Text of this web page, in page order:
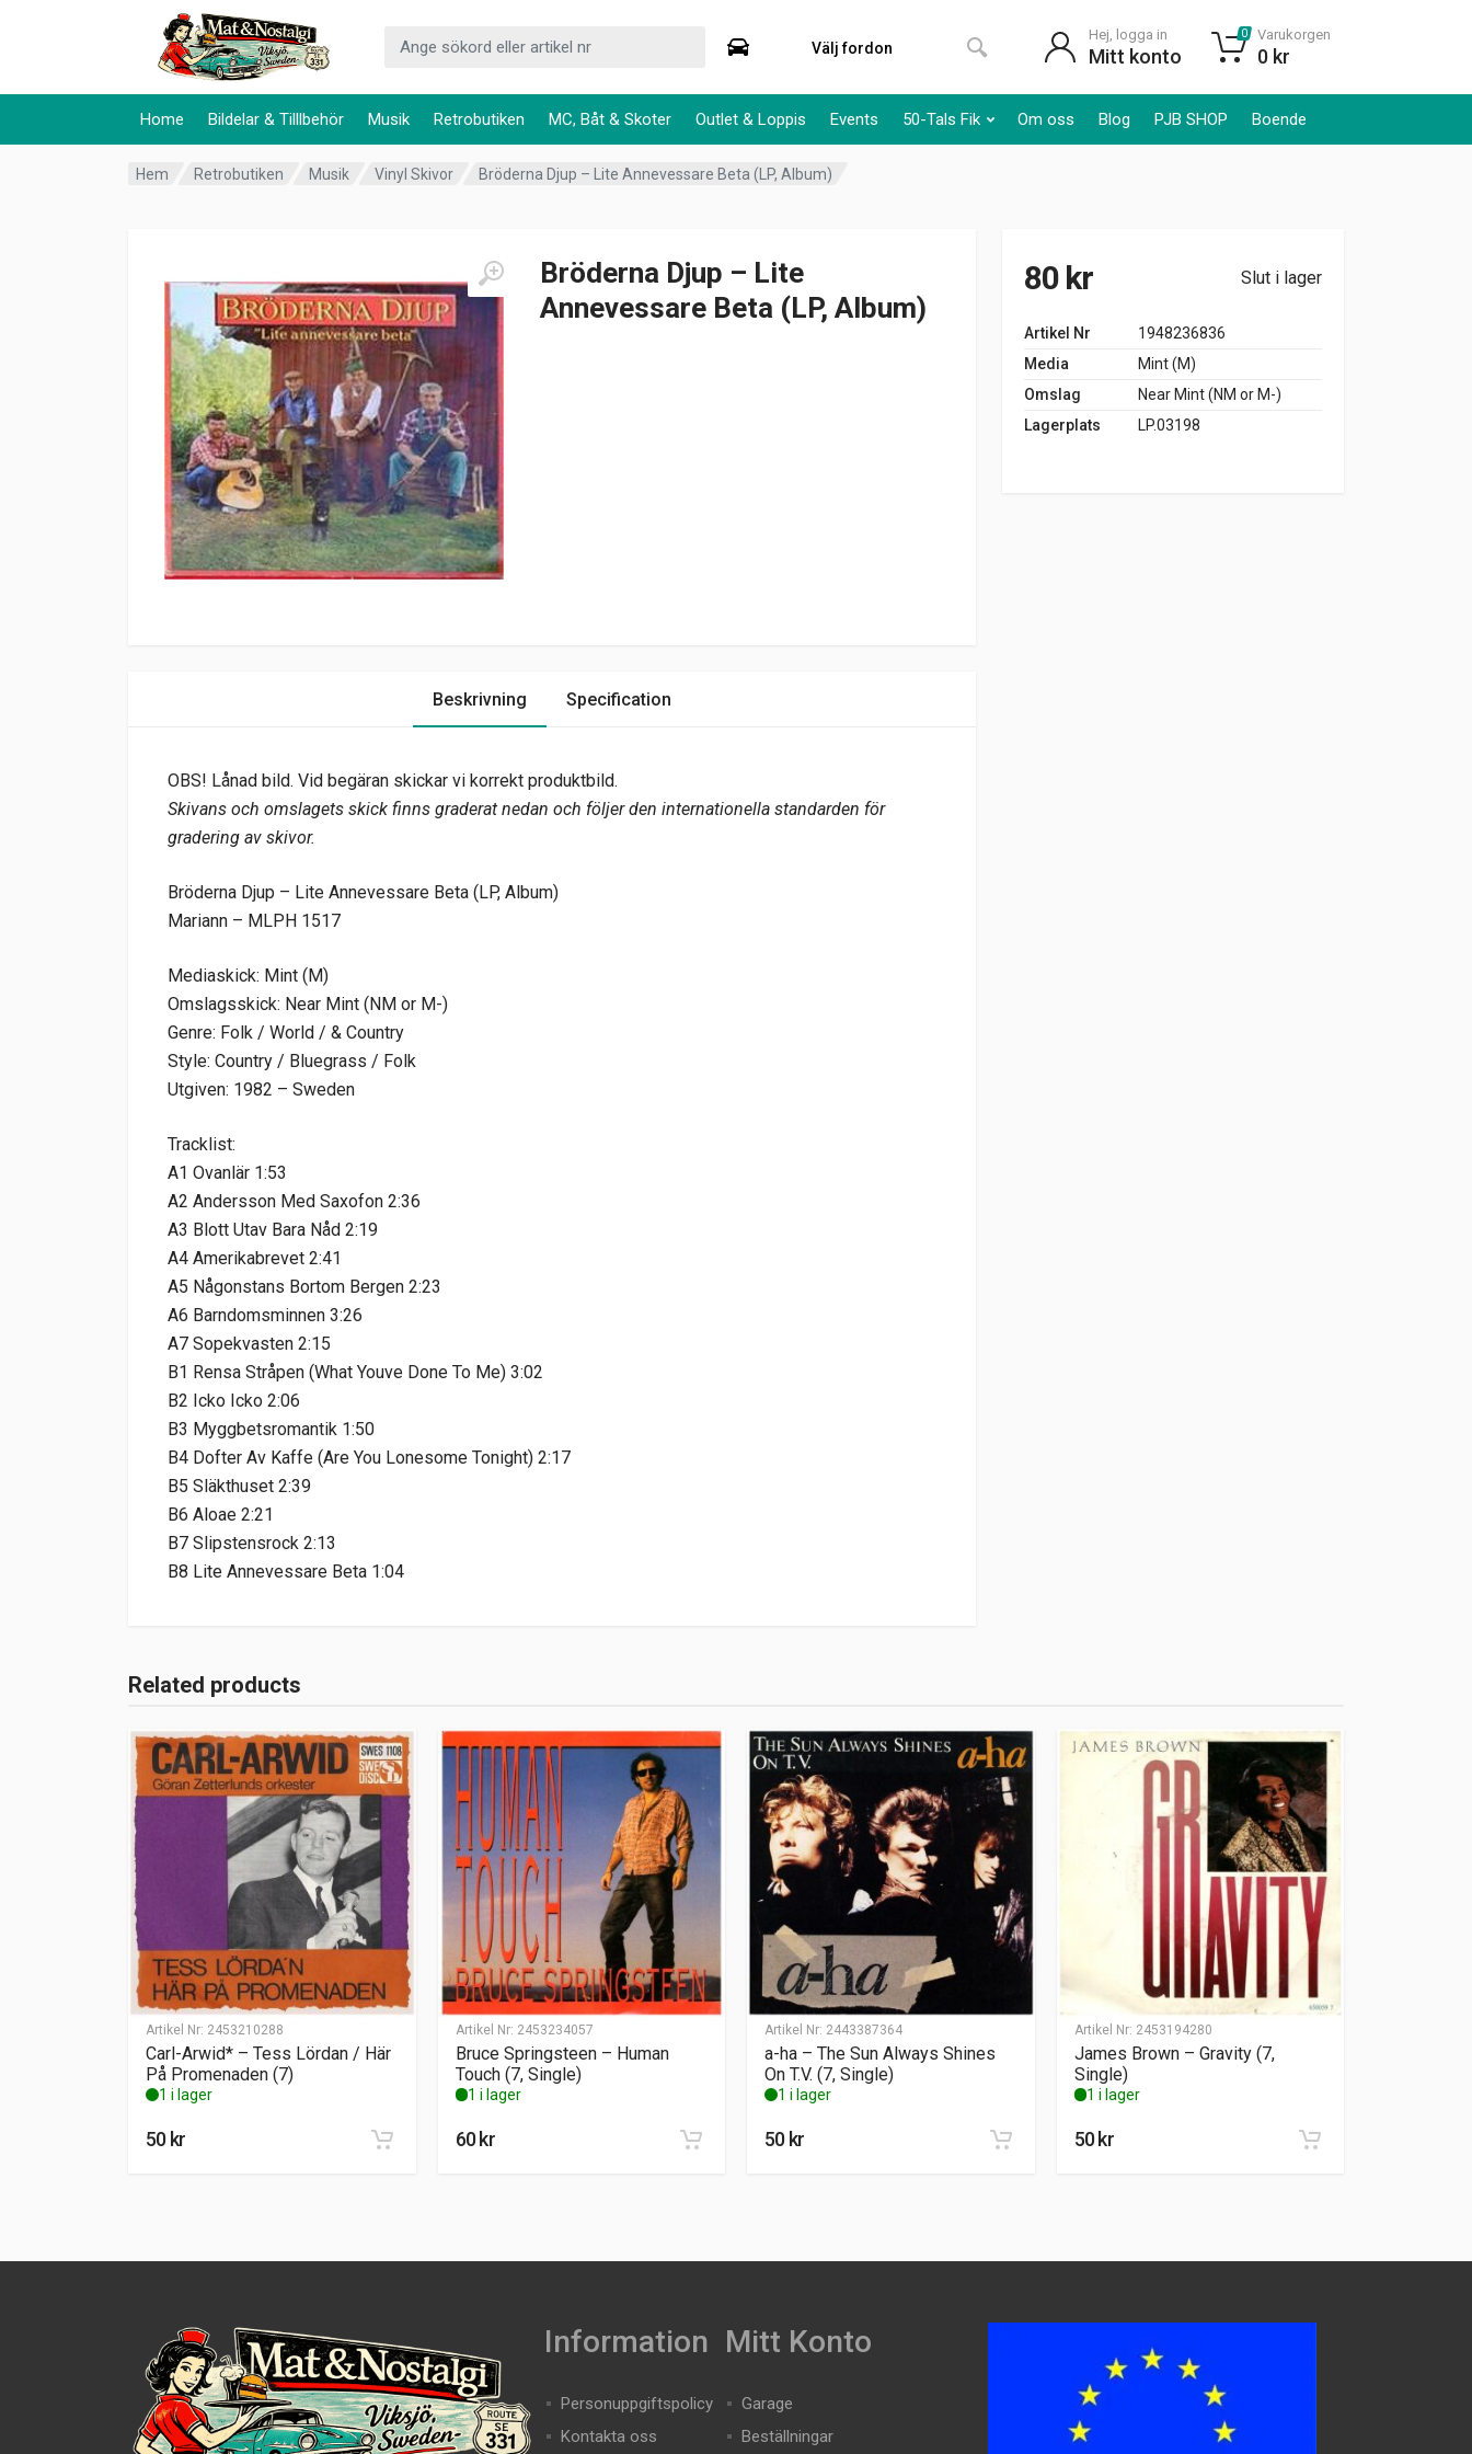
Home Bildelar & Tilllbehör Musik Retrobutiken MC, Båt & Skoter Outlet & Loppis Events 50-Tals Fik Om oss Blog PJB SHOP Boende
Välj fordon
Hej, logga in
Mitt konto
0 Varukorgen
0 kr
Hem Retrobutiken Musik Vinyl Skivor Bröderna Djup – Lite Annevessare Beta (LP, Album)
Bröderna Djup – Lite
Annevessare Beta (LP, Album)
80 kr Slut i lager
Artikel Nr
1948236836
Media
Mint (M)
Omslag
Near Mint (NM or M-)
Lagerplats
LP.03198
Beskrivning Specification
OBS! Lånad bild. Vid begäran skickar vi korrekt produktbild.
Skivans och omslagets skick finns graderat nedan och följer den internationella standarden för
gradering av skivor.
Bröderna Djup – Lite Annevessare Beta (LP, Album)
Mariann – MLPH 1517
Mediaskick: Mint (M)
Omslagsskick: Near Mint (NM or M-)
Genre: Folk / World / & Country
Style: Country / Bluegrass / Folk
Utgiven: 1982 – Sweden
Tracklist:
A1 Ovanlär 1:53
A2 Andersson Med Saxofon 2:36
A3 Blott Utav Bara Nåd 2:19
A4 Amerikabrevet 2:41
A5 Någonstans Bortom Bergen 2:23
A6 Barndomsminnen 3:26
A7 Sopekvasten 2:15
B1 Rensa Stråpen (What Youve Done To Me) 3:02
B2 Icko Icko 2:06
B3 Myggbetsromantik 1:50
B4 Dofter Av Kaffe (Are You Lonesome Tonight) 2:17
B5 Släkthuset 2:39
B6 Aloae 2:21
B7 Slipstensrock 2:13
B8 Lite Annevessare Beta 1:04
Related products
Artikel Nr: 2453210288
Carl-Arwid* – Tess Lördan / Här
På Promenaden (7)
1 i lager
50kr
Artikel Nr: 2453234057
Bruce Springsteen – Human
Touch (7, Single)
1 i lager
60kr
Artikel Nr: 2443387364
a-ha – The Sun Always Shines
On T.V. (7, Single)
1 i lager
50kr
Artikel Nr: 2453194280
James Brown – Gravity (7,
Single)
1 i lager
50kr
Information
Personuppgiftspolicy
Kontakta oss
Mitt Konto
Garage
Beställningar